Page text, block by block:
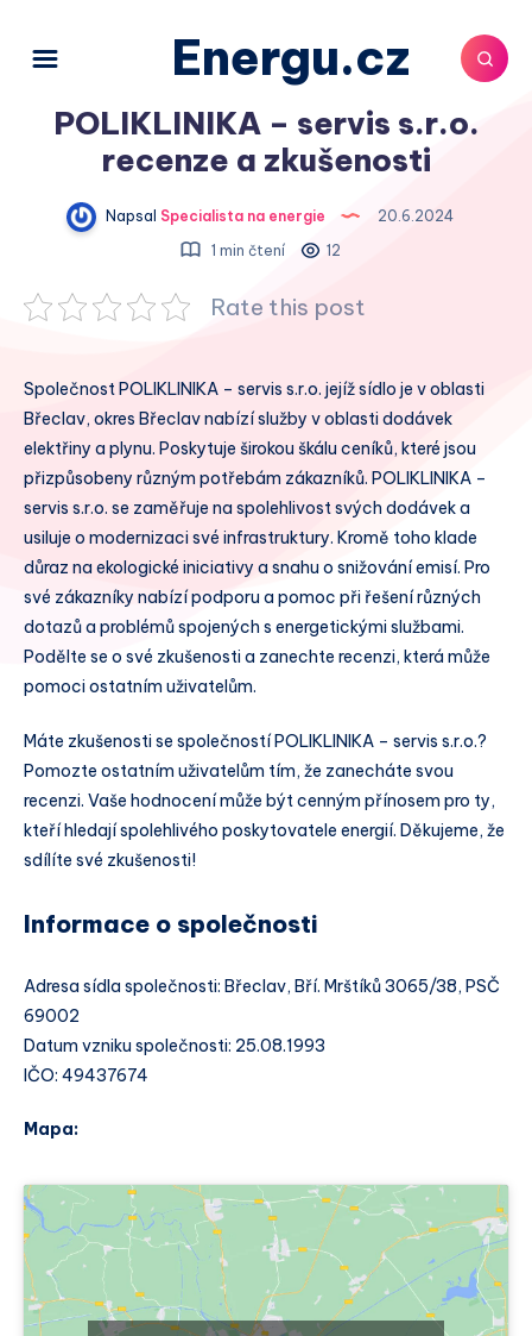
Energu.cz
POLIKLINIKA – servis s.r.o.
recenze a zkušenosti
Napsal Specialista na energie
20.6.2024
1 min čtení
12
Rate this post
Společnost POLIKLINIKA – servis s.r.o. jejíž sídlo je v oblasti
Břeclav, okres Břeclav nabízí služby v oblasti dodávek
elektřiny a plynu. Poskytuje širokou škálu ceníků, které jsou
přizpůsobeny různým potřebám zákazníků. POLIKLINIKA –
servis s.r.o. se zaměřuje na spolehlivost svých dodávek a
usiluje o modernizaci své infrastruktury. Kromě toho klade
důraz na ekologické iniciativy a snahu o snižování emisí. Pro
své zákazníky nabízí podporu a pomoc při řešení různých
dotazů a problémů spojených s energetickými službami.
Podělte se o své zkušenosti a zanechte recenzi, která může
pomoci ostatním uživatelům.
Máte zkušenosti se společností POLIKLINIKA – servis s.r.o.?
Pomozte ostatním uživatelům tím, že zanecháte svou
recenzi. Vaše hodnocení může být cenným přínosem pro ty,
kteří hledají spolehlivého poskytovatele energií. Děkujeme, že
sdílíte své zkušenosti!
Informace o společnosti
Adresa sídla společnosti: Břeclav, Bří. Mrštíků 3065/38, PSČ
69002
Datum vzniku společnosti: 25.08.1993
IČO: 49437674
Mapa: